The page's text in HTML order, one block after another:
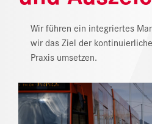
DOWNLOAD CENTER
Wir führen ein integriertes
wir das Ziel der
Praxis umsetzen.